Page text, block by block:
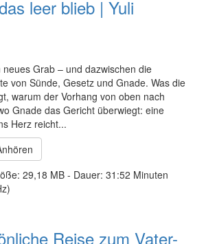
leer blieb | Yuli
Grab – und dazwischen die
von Sünde, Gesetz und Gnade. Was die
warum der Vorhang von oben nach
Gnade das Gericht überwiegt: eine
Herz reicht...
29,18 MB - Dauer: 31:52 Minuten
Reise zum Vater-